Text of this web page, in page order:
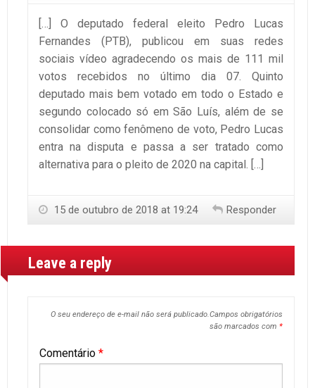
[…] O deputado federal eleito Pedro Lucas
Fernandes (PTB), publicou em suas redes
sociais vídeo agradecendo os mais de 111 mil
votos recebidos no último dia 07. Quinto
deputado mais bem votado em todo o Estado e
segundo colocado só em São Luís, além de se
consolidar como fenômeno de voto, Pedro Lucas
entra na disputa e passa a ser tratado como
alternativa para o pleito de 2020 na capital. […]
15 de outubro de 2018 at 19:24 Responder
Leave a reply
O seu endereço de e-mail não será publicado.Campos obrigatórios
são marcados com *
Comentário *